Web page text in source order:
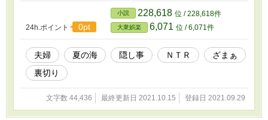
24h.ポイント 0pt
小説 228,618 位 / 228,618件
大衆娯楽 6,071 位 / 6,071件
夫婦 夏の海 隠し事 ＮＴＲ
ざまぁ
裏切り
文字数 44,436 最終更新日 2021.10.15 登録日 2021.09.29